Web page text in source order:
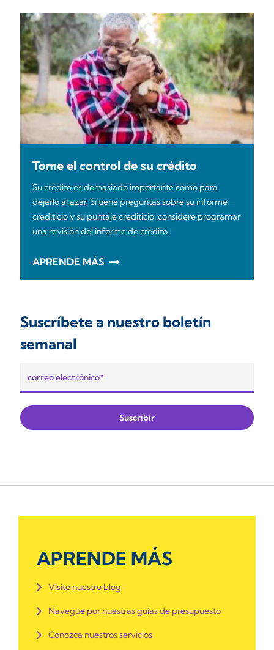
Tome el control de su crédito
Su crédito es demasiado importante como para
dejarlo al azar. Si tiene preguntas sobre su informe
crediticio y su puntaje crediticio, considere programar
una revisión del informe de crédito.
APRENDE MÁS
Suscríbete a nuestro boletín
semanal
APRENDE MÁS
Visite nuestro blog
Navegue por nuestras guías de presupuesto
Conozca nuestros servicios